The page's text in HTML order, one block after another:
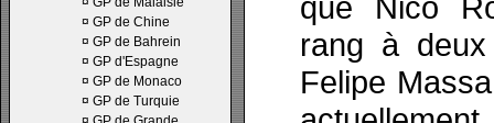
¤ GP de Chine
¤ GP de Bahrein
¤ GP d'Espagne
¤ GP de Monaco
¤ GP de Turquie
rang à
Felipe